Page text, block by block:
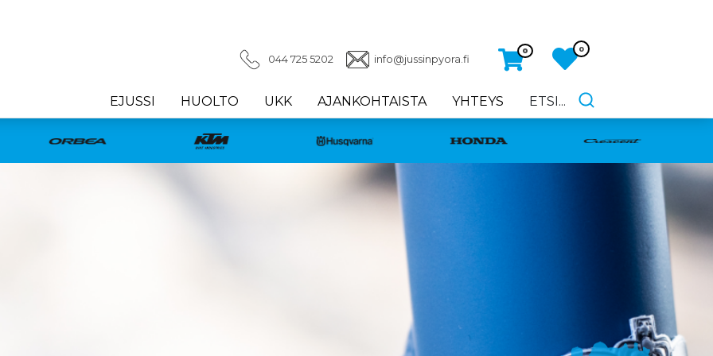
044 725 5202 info@jussinpyora.fi
0 0
EJUSSI HUOLTO UKK AJANKOHTAISTA YHTEYS ETSI...